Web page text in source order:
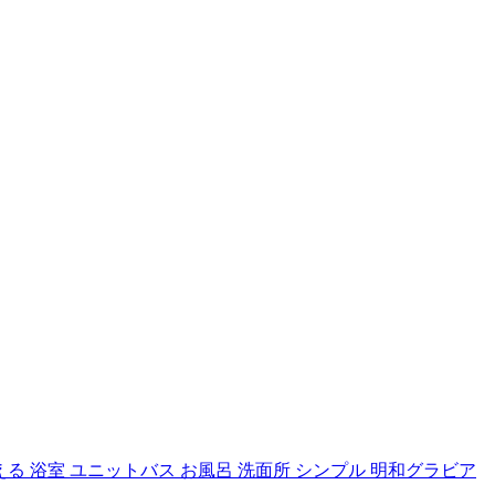
浴室 ユニットバス お風呂 洗面所 シンプル 明和グラビア